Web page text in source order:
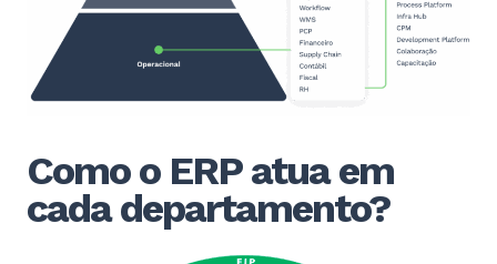
Como o ERP atua em
cada departamento?